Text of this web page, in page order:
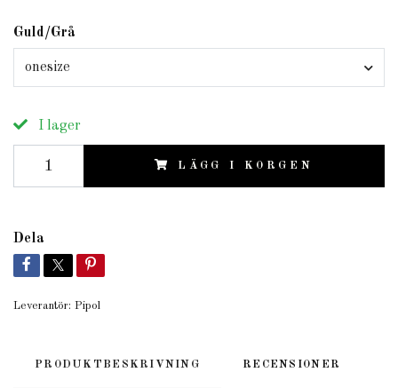
Guld/Grå
onesize
I lager
LÄGG I KORGEN
Dela
Leverantör: Pipol
PRODUKTBESKRIVNING RECENSIONER